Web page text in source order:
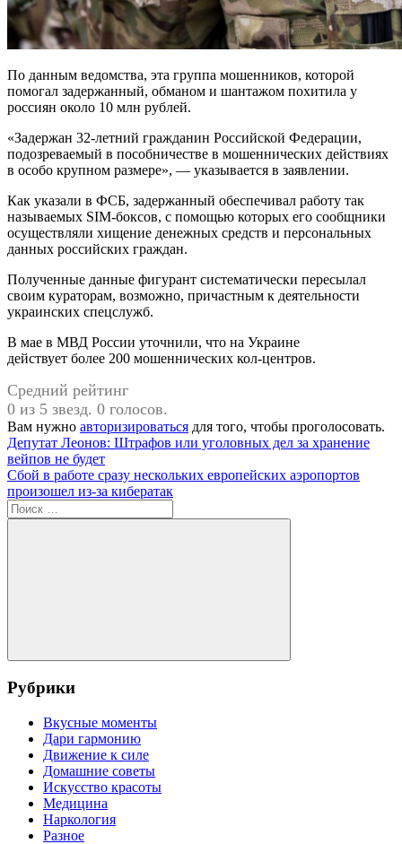
По данным ведомства, эта группа мошенников, которой
помогал задержанный, обманом и шантажом похитила у
россиян около 10 млн рублей.
«Задержан 32-летний гражданин Российской Федерации,
подозреваемый в пособничестве в мошеннических действиях
в особо крупном размере», — указывается в заявлении.
Как указали в ФСБ, задержанный обеспечивал работу так
называемых SIM-боксов, с помощью которых его сообщники
осуществляли хищение денежных средств и персональных
данных российских граждан.
Полученные данные фигурант систематически пересылал
своим кураторам, возможно, причастным к деятельности
украинских спецслужб.
В мае в МВД России уточнили, что на Украине
действует более 200 мошеннических кол-центров.
Средний рейтинг
0 из 5 звезд. 0 голосов.
Вам нужно авторизироваться для того, чтобы проголосовать.
Навигация
по
записям
Предыдущая
запись:
Депутат Леонов: Штрафов или уголовных дел за хранение
вейпов не будет
Следующая
запись:
Сбой в работе сразу нескольких европейских аэропортов
произошел из-за кибератак
Поиск
для:
Поиск
Рубрики
Вкусные моменты
Дари гармонию
Движение к силе
Домашние советы
Искусство красоты
Медицина
Наркология
Разное